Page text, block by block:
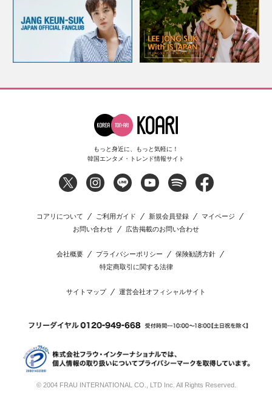
もっと身近に、もっと気軽に！
韓国エンタメ・トレンド情報サイト
コアリについて ご利用ガイド 新規会員登録
マイページ
お問い合わせ
広告掲載のお問い合わせ
会社概要 プライバシーポリシー
保険勧誘方針
特定商取引に関する法律
サイトマップ 運営会社オフィシャルサイト
© 2004 FRAU INTERNATIONAL CO., LTD Inc. All Rights Reserved.